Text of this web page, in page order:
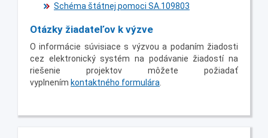
Schéma štátnej pomoci SA.109803
Otázky žiadateľov k výzve
O informácie súvisiace s výzvou a podaním žiadosti
cez elektronický systém na podávanie žiadostí na
riešenie projektov môžete požiadať
vyplnením kontaktného formulára